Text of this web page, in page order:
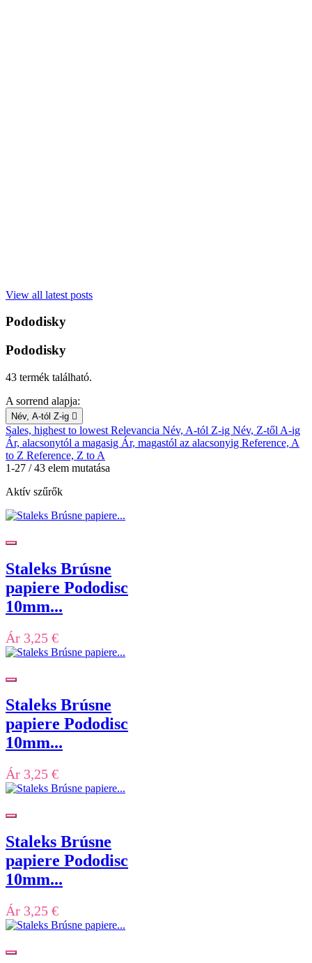
View all latest posts
Pododisky
Pododisky
43 termék található.
A sorrend alapja:
Név, A-tól Z-ig 
Sales, highest to lowest Relevancia Név, A-tól Z-ig Név, Z-től A-ig
Ár, alacsonytól a magasig Ár, magastól az alacsonyig Reference, A
to Z Reference, Z to A
1-27 / 43 elem mutatása
Aktív szűrők
Staleks Brúsne
papiere Pododisc
10mm...
Ár 3,25 €
Staleks Brúsne
papiere Pododisc
10mm...
Ár 3,25 €
Staleks Brúsne
papiere Pododisc
10mm...
Ár 3,25 €